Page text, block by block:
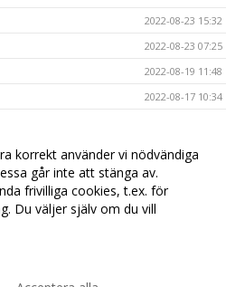
2022-08-23 15:32
2022-08-23 07:25
2022-08-19 11:48
2022-08-17 10:34
2022-08-04 15:09
2022-08-03 07:31
2022-07-23 18:00
korrekt använder vi nödvändiga
går inte att stänga av.
frivilliga cookies, t.ex. för
Du väljer själv om du vill